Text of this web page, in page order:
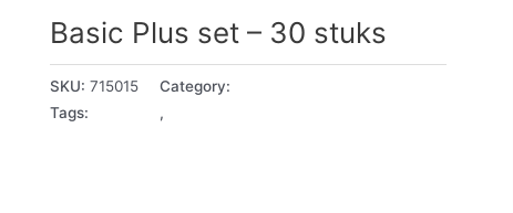
Basic Plus set – 30 stuks
SKU: 715015 Category:
Tags:
,